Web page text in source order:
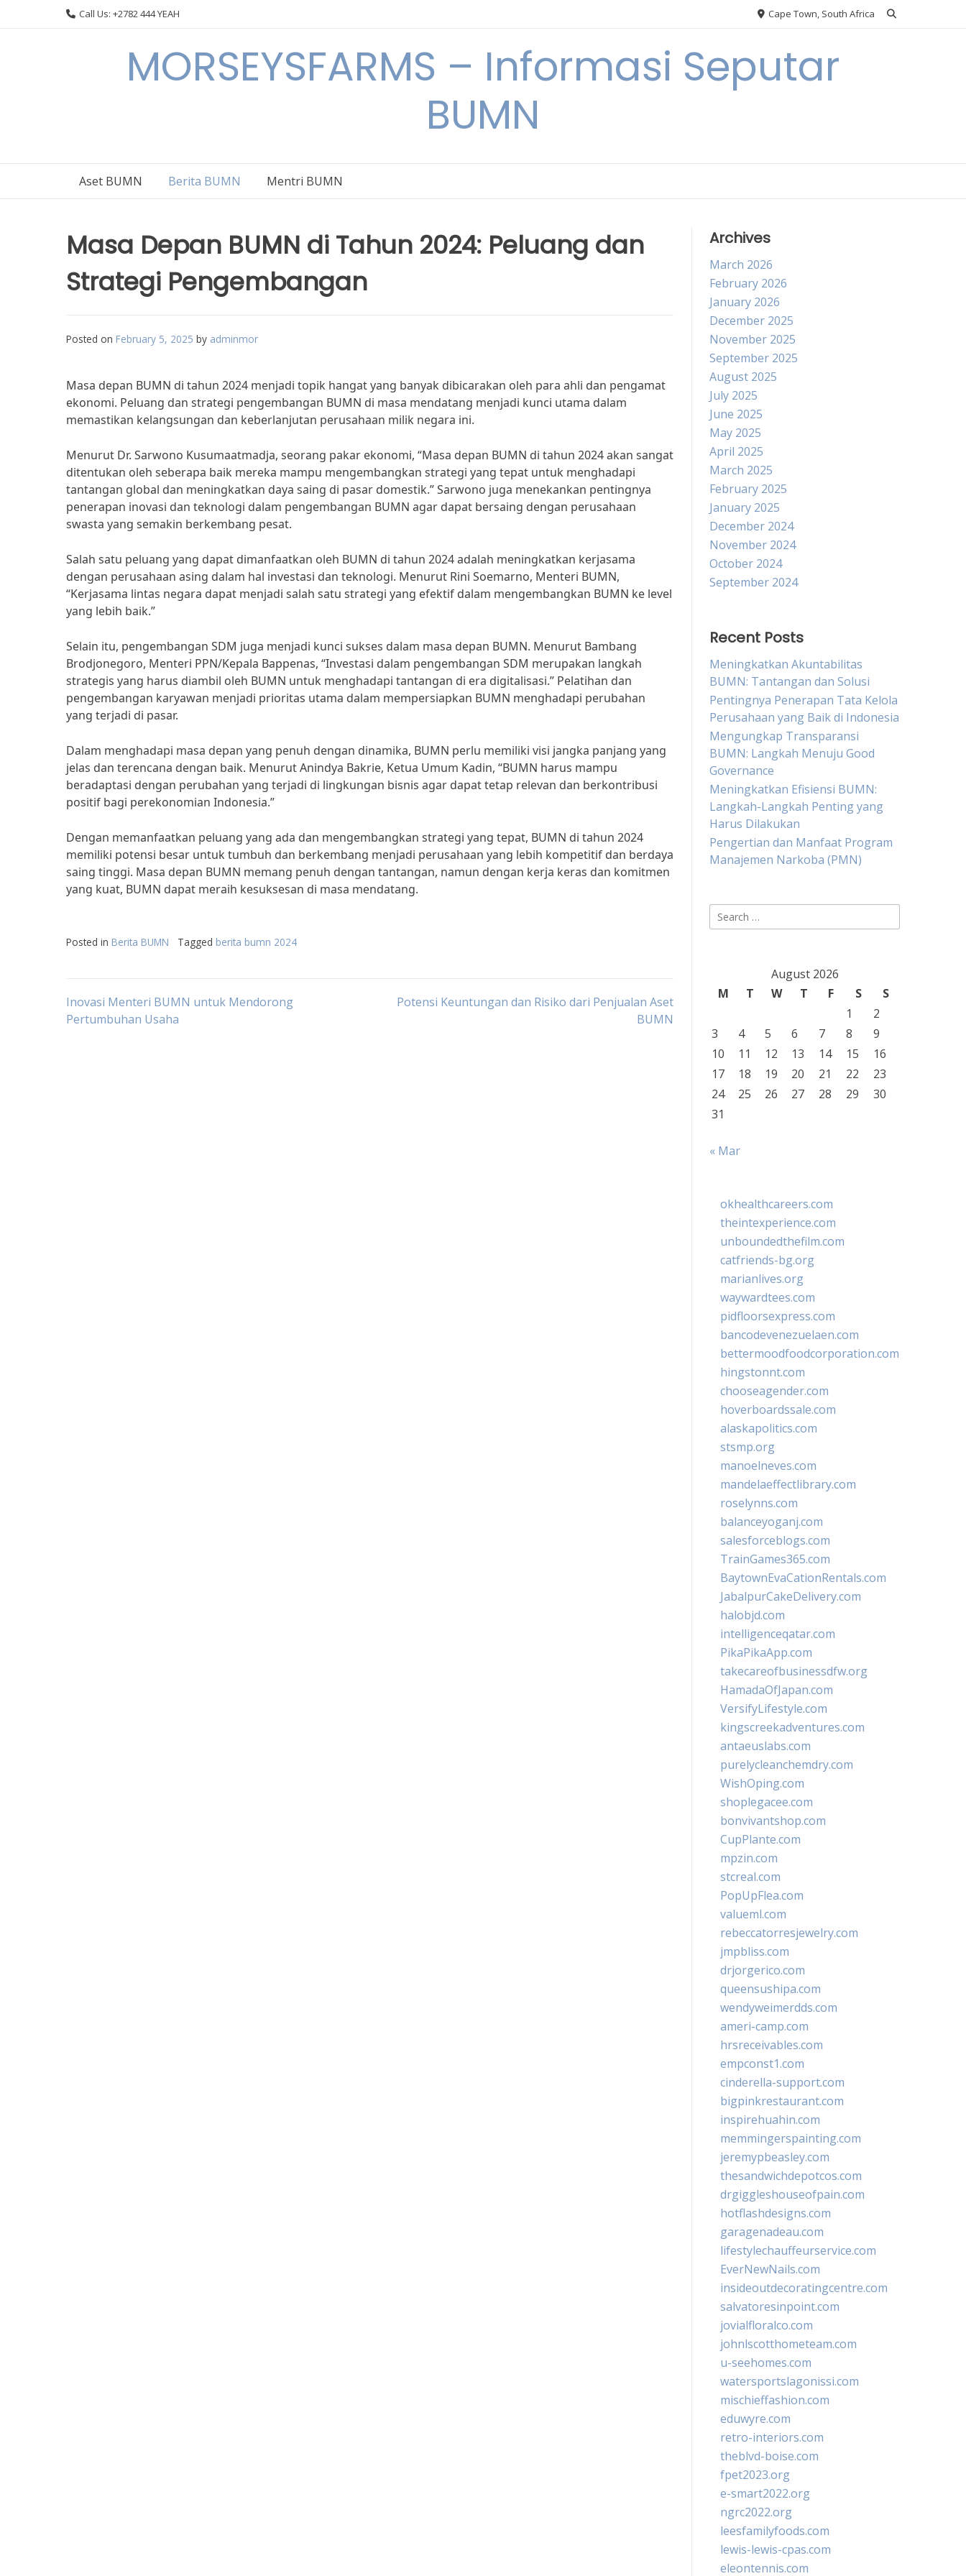
Call Us: +2782 444 YEAH Cape Town, South Africa
MORSEYSFARMS – Informasi Seputar
BUMN
Aset BUMN Berita BUMN Mentri BUMN
Masa Depan BUMN di Tahun 2024: Peluang dan
Strategi Pengembangan
Posted on February 5, 2025 by adminmor
Masa depan BUMN di tahun 2024 menjadi topik hangat yang banyak dibicarakan oleh para ahli dan pengamat
ekonomi. Peluang dan strategi pengembangan BUMN di masa mendatang menjadi kunci utama dalam
memastikan kelangsungan dan keberlanjutan perusahaan milik negara ini.
Menurut Dr. Sarwono Kusumaatmadja, seorang pakar ekonomi, “Masa depan BUMN di tahun 2024 akan sangat
ditentukan oleh seberapa baik mereka mampu mengembangkan strategi yang tepat untuk menghadapi
tantangan global dan meningkatkan daya saing di pasar domestik.” Sarwono juga menekankan pentingnya
penerapan inovasi dan teknologi dalam pengembangan BUMN agar dapat bersaing dengan perusahaan
swasta yang semakin berkembang pesat.
Salah satu peluang yang dapat dimanfaatkan oleh BUMN di tahun 2024 adalah meningkatkan kerjasama
dengan perusahaan asing dalam hal investasi dan teknologi. Menurut Rini Soemarno, Menteri BUMN,
“Kerjasama lintas negara dapat menjadi salah satu strategi yang efektif dalam mengembangkan BUMN ke level
yang lebih baik.”
Selain itu, pengembangan SDM juga menjadi kunci sukses dalam masa depan BUMN. Menurut Bambang
Brodjonegoro, Menteri PPN/Kepala Bappenas, “Investasi dalam pengembangan SDM merupakan langkah
strategis yang harus diambil oleh BUMN untuk menghadapi tantangan di era digitalisasi.” Pelatihan dan
pengembangan karyawan menjadi prioritas utama dalam mempersiapkan BUMN menghadapi perubahan
yang terjadi di pasar.
Dalam menghadapi masa depan yang penuh dengan dinamika, BUMN perlu memiliki visi jangka panjang yang
jelas dan terencana dengan baik. Menurut Anindya Bakrie, Ketua Umum Kadin, “BUMN harus mampu
beradaptasi dengan perubahan yang terjadi di lingkungan bisnis agar dapat tetap relevan dan berkontribusi
positif bagi perekonomian Indonesia.”
Dengan memanfaatkan peluang yang ada dan mengembangkan strategi yang tepat, BUMN di tahun 2024
memiliki potensi besar untuk tumbuh dan berkembang menjadi perusahaan yang lebih kompetitif dan berdaya
saing tinggi. Masa depan BUMN memang penuh dengan tantangan, namun dengan kerja keras dan komitmen
yang kuat, BUMN dapat meraih kesuksesan di masa mendatang.
Posted in Berita BUMN Tagged berita bumn 2024
Post
Inovasi Menteri BUMN untuk Mendorong
Pertumbuhan Usaha
Potensi Keuntungan dan Risiko dari Penjualan Aset
BUMN
Archives
March 2026
February 2026
January 2026
December 2025
November 2025
September 2025
August 2025
July 2025
June 2025
May 2025
April 2025
March 2025
February 2025
January 2025
December 2024
November 2024
October 2024
September 2024
Recent Posts
Meningkatkan Akuntabilitas
BUMN: Tantangan dan Solusi
Pentingnya Penerapan Tata Kelola
Perusahaan yang Baik di Indonesia
Mengungkap Transparansi
BUMN: Langkah Menuju Good
Governance
Meningkatkan Efisiensi BUMN:
Langkah-Langkah Penting yang
Harus Dilakukan
Pengertian dan Manfaat Program
Manajemen Narkoba (PMN)
Search
for:
August 2026
M
T W T F S
S
1
2
3
4 5 6 7 8
9
10
11 12 13 14 15
16
17
18 19 20 21 22
23
24
25 26 27 28 29
30
31
« Mar
okhealthcareers.com
theintexperience.com
unboundedthefilm.com
catfriends-bg.org
marianlives.org
waywardtees.com
pidfloorsexpress.com
bancodevenezuelaen.com
bettermoodfoodcorporation.com
hingstonnt.com
chooseagender.com
hoverboardssale.com
alaskapolitics.com
stsmp.org
manoelneves.com
mandelaeffectlibrary.com
roselynns.com
balanceyoganj.com
salesforceblogs.com
TrainGames365.com
BaytownEvaCationRentals.com
JabalpurCakeDelivery.com
halobjd.com
intelligenceqatar.com
PikaPikaApp.com
takecareofbusinessdfw.org
HamadaOfJapan.com
VersifyLifestyle.com
kingscreekadventures.com
antaeuslabs.com
purelycleanchemdry.com
WishOping.com
shoplegacee.com
bonvivantshop.com
CupPlante.com
mpzin.com
stcreal.com
PopUpFlea.com
valueml.com
rebeccatorresjewelry.com
jmpbliss.com
drjorgerico.com
queensushipa.com
wendyweimerdds.com
ameri-camp.com
hrsreceivables.com
empconst1.com
cinderella-support.com
bigpinkrestaurant.com
inspirehuahin.com
memmingerspainting.com
jeremypbeasley.com
thesandwichdepotcos.com
drgiggleshouseofpain.com
hotflashdesigns.com
garagenadeau.com
lifestylechauffeurservice.com
EverNewNails.com
insideoutdecoratingcentre.com
salvatoresinpoint.com
jovialfloralco.com
johnlscotthometeam.com
u-seehomes.com
watersportslagonissi.com
mischieffashion.com
eduwyre.com
retro-interiors.com
theblvd-boise.com
fpet2023.org
e-smart2022.org
ngrc2022.org
leesfamilyfoods.com
lewis-lewis-cpas.com
eleontennis.com